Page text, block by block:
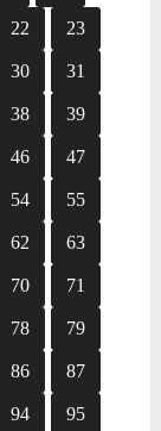
22 23
30 31
38 39
46 47
54 55
62 63
70 71
78 79
86 87
94 95